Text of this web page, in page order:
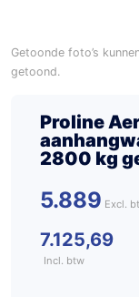
Getoonde foto’s
getoond.
Proline
2800 kg
5.889
7.125,69
Incl. btw